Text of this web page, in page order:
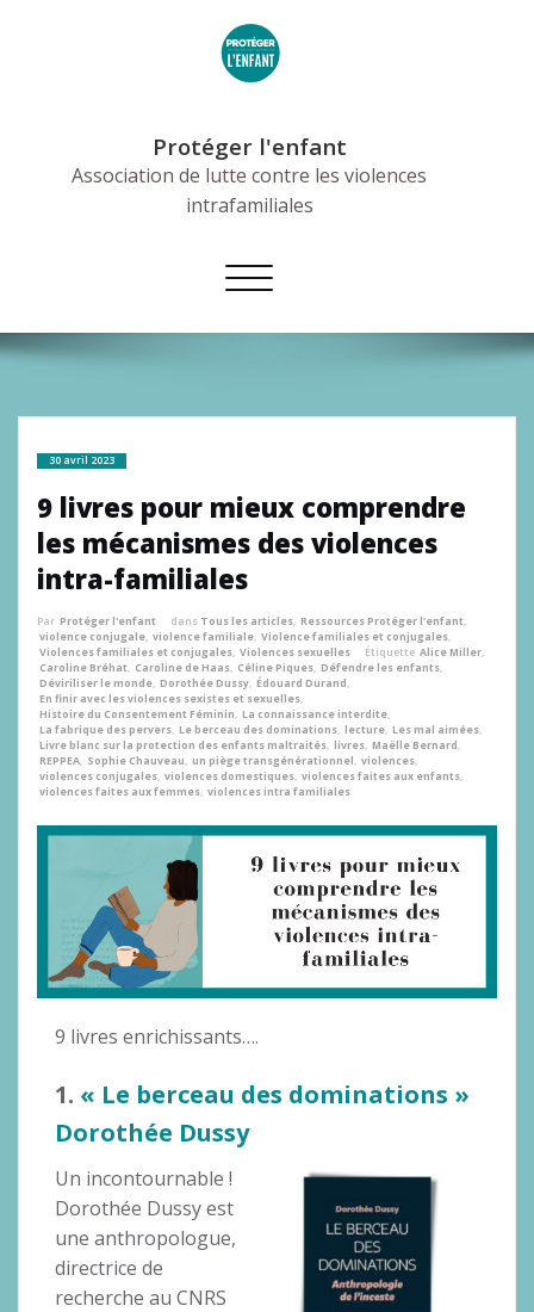
Protéger l'enfant
Association de lutte contre les violences
intrafamiliales
Afficher/masquer
la
30 avril 2023
9 livres pour mieux comprendre
les mécanismes des violences
intra-familiales
Par Protéger l'enfant dans Tous les articles, Ressources Protéger l'enfant,
violence conjugale, violence familiale, Violence familiales et conjugales,
Violences familiales et conjugales, Violences sexuelles Étiquette Alice Miller,
Caroline Bréhat, Caroline de Haas, Céline Piques, Défendre les enfants,
Déviriliser le monde, Dorothée Dussy, Édouard Durand,
En finir avec les violences sexistes et sexuelles,
Histoire du Consentement Féminin, La connaissance interdite,
La fabrique des pervers, Le berceau des dominations, lecture, Les mal aimées,
Livre blanc sur la protection des enfants maltraités, livres, Maëlle Bernard,
REPPEA, Sophie Chauveau, un piège transgénérationnel, violences,
violences conjugales, violences domestiques, violences faites aux enfants,
violences faites aux femmes, violences intra familiales
9 livres enrichissants….
1. « Le berceau des dominations »
Dorothée Dussy
Un incontournable !
Dorothée Dussy est
une anthropologue,
directrice de
recherche au CNRS